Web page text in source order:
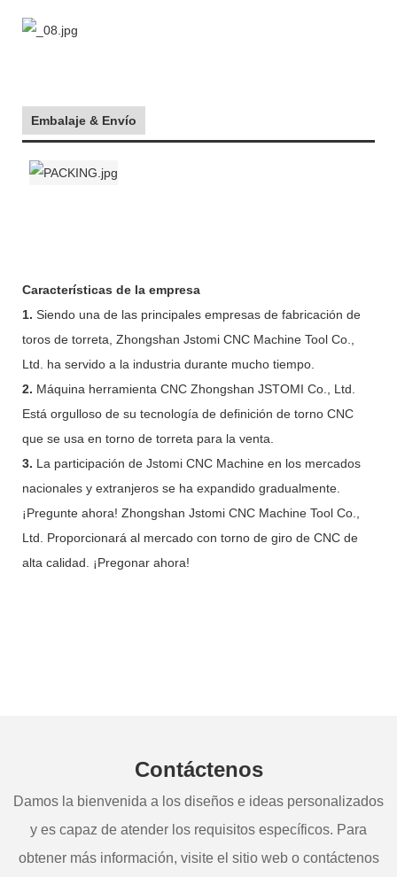
Embalaje & Envío
Características de la empresa
1. Siendo una de las principales empresas de fabricación de
toros de torreta, Zhongshan Jstomi CNC Machine Tool Co.,
Ltd. ha servido a la industria durante mucho tiempo.
2. Máquina herramienta CNC Zhongshan JSTOMI Co., Ltd.
Está orgulloso de su tecnología de definición de torno CNC
que se usa en torno de torreta para la venta.
3. La participación de Jstomi CNC Machine en los mercados
nacionales y extranjeros se ha expandido gradualmente.
¡Pregunte ahora! Zhongshan Jstomi CNC Machine Tool Co.,
Ltd. Proporcionará al mercado con torno de giro de CNC de
alta calidad. ¡Pregonar ahora!
Contáctenos
Damos la bienvenida a los diseños e ideas personalizados
y es capaz de atender los requisitos específicos. Para
obtener más información, visite el sitio web o contáctenos